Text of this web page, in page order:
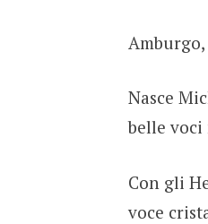
Amburgo,
Nasce
belle
Con gli
voce